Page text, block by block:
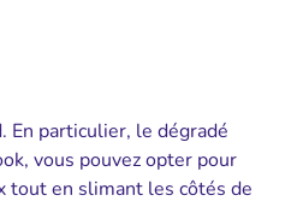
En particulier, le dégradé
vous pouvez opter pour
tout en slimant les côtés de